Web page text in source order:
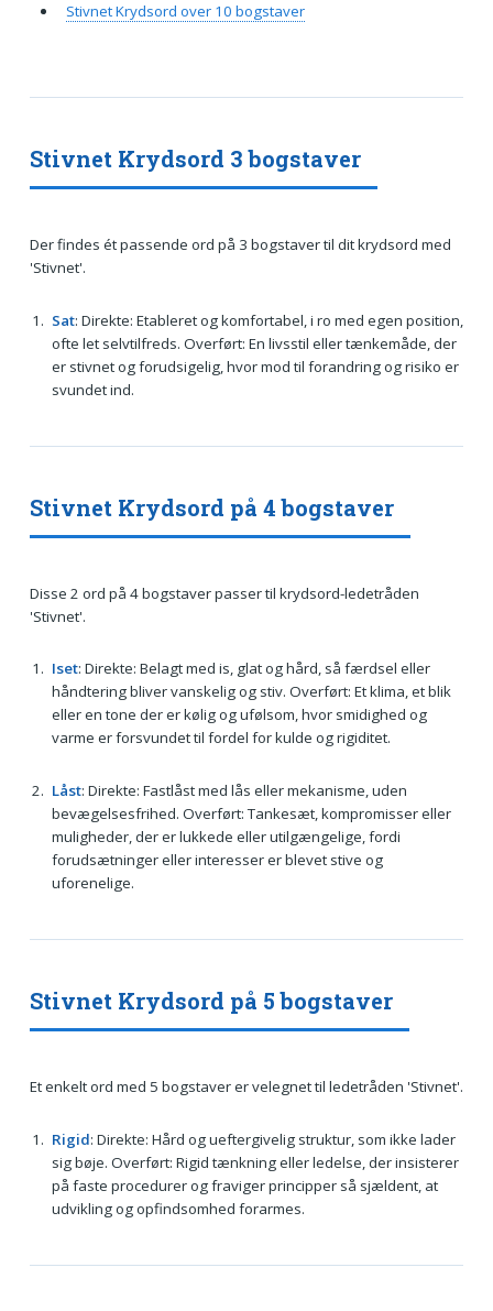
Stivnet Krydsord 3 bogstaver
Der findes ét passende ord på 3 bogstaver til dit krydsord med
'Stivnet'.
Sat: Direkte: Etableret og komfortabel, i ro med egen position,
ofte let selvtilfreds. Overført: En livsstil eller tænkemåde, der
er stivnet og forudsigelig, hvor mod til forandring og risiko er
svundet ind.
Stivnet Krydsord på 4 bogstaver
Disse 2 ord på 4 bogstaver passer til krydsord-ledetråden
'Stivnet'.
Iset: Direkte: Belagt med is, glat og hård, så færdsel eller
håndtering bliver vanskelig og stiv. Overført: Et klima, et blik
eller en tone der er kølig og ufølsom, hvor smidighed og
varme er forsvundet til fordel for kulde og rigiditet.
Låst: Direkte: Fastlåst med lås eller mekanisme, uden
bevægelsesfrihed. Overført: Tankesæt, kompromisser eller
muligheder, der er lukkede eller utilgængelige, fordi
forudsætninger eller interesser er blevet stive og
uforenelige.
Stivnet Krydsord på 5 bogstaver
Et enkelt ord med 5 bogstaver er velegnet til ledetråden 'Stivnet'.
Rigid: Direkte: Hård og ueftergivelig struktur, som ikke lader
sig bøje. Overført: Rigid tænkning eller ledelse, der insisterer
på faste procedurer og fraviger principper så sjældent, at
udvikling og opfindsomhed forarmes.
Stivnet Krydsord over 10 bogstaver